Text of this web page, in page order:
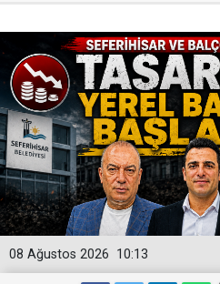
10:13
08 Ağustos 2026